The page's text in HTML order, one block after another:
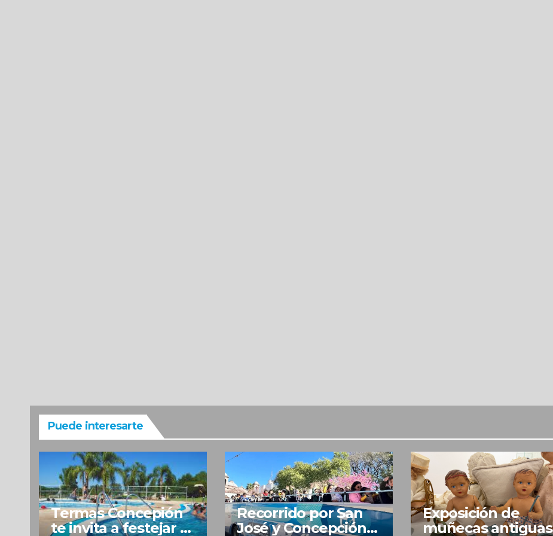
Puede interesarte
Termas Concepión
te invita a festejar el
Recorrido por San
José y Concepción
Exposición de
muñecas antiguas